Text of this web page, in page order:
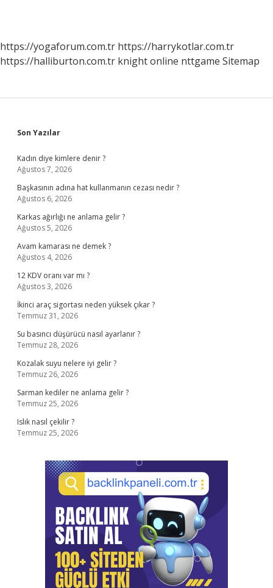
https://yogaforum.com.tr https://harrykotlar.com.tr
https://halliburton.com.tr knight online nttgame Sitemap
Sidebar
Son Yazılar
Kadın diye kimlere denir ?
Ağustos 7, 2026
Başkasının adına hat kullanmanın cezası nedir ?
Ağustos 6, 2026
Karkas ağırlığı ne anlama gelir ?
Ağustos 5, 2026
Avam kamarası ne demek ?
Ağustos 4, 2026
12 KDV oranı var mı ?
Ağustos 3, 2026
İkinci araç sigortası neden yüksek çıkar ?
Temmuz 31, 2026
Su basıncı düşürücü nasıl ayarlanır ?
Temmuz 28, 2026
Kozalak suyu nelere iyi gelir ?
Temmuz 26, 2026
Sarman kediler ne anlama gelir ?
Temmuz 25, 2026
Islık nasıl çekilir ?
Temmuz 25, 2026